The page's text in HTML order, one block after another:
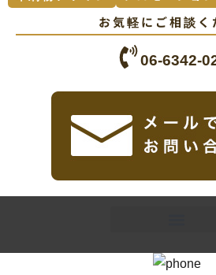
お気軽にご相談く
06-6342-